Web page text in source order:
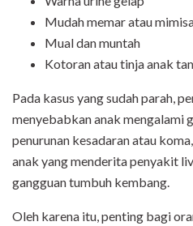
Mudah memar atau
Mual dan muntah
Kotoran atau tinja anak
Pada kasus yang sudah parah,
menyebabkan anak mengalami
penurunan kesadaran atau
anak yang menderita penyakit
gangguan tumbuh kembang.
Oleh karena itu, penting bagi